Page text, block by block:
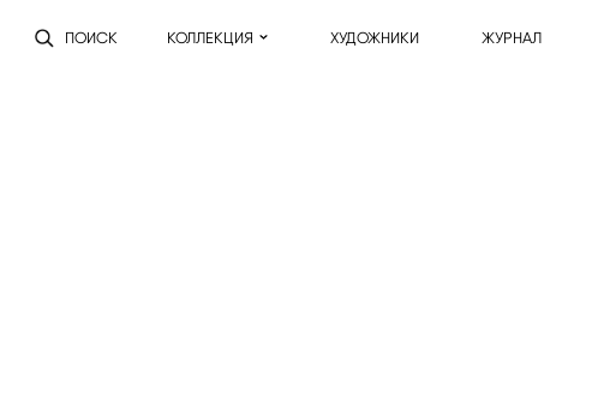
ПОИСК КОЛЛЕКЦИЯ ХУДОЖНИКИ ЖУРНАЛ